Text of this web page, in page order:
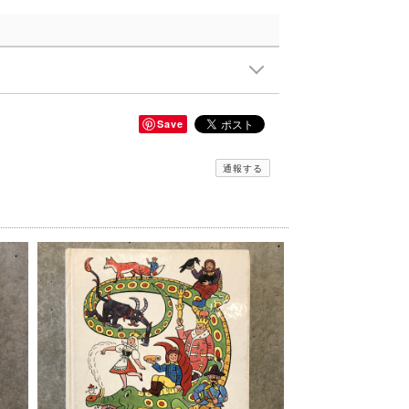
Save
通報する